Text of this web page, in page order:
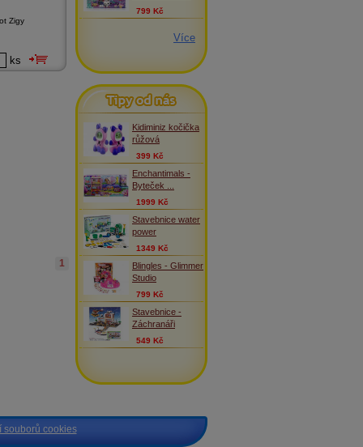
Zigy
ks
1
799 Kč
Více
Tipy od nás
Kidiminiz kočička
růžová
399 Kč
Enchantimals -
Byteček ...
1999 Kč
Stavebnice water
power
1349 Kč
Blingles - Glimmer
Studio
799 Kč
Stavebnice -
Záchranáři
549 Kč
souborů cookies